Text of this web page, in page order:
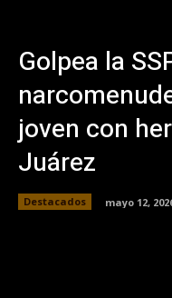
Golpea la
joven con
Juárez
Destacados mayo 12,